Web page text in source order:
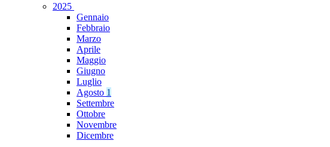
2025
Gennaio
Febbraio
Marzo
Aprile
Maggio
Giugno
Luglio
Agosto 1
Settembre
Ottobre
Novembre
Dicembre